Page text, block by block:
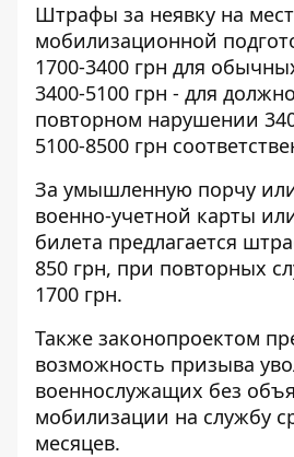
Штрафы за неявку на
мобилизационной
1700-3400 грн для
3400-5100 грн - для
повторном нарушении
5100-8500 грн
За умышленную порчу
военно-учетной карты
билета предлагается
850 грн, при повторных
1700 грн.
Также законопроектом
возможность призыва
военнослужащих без
мобилизации на службу
месяцев.